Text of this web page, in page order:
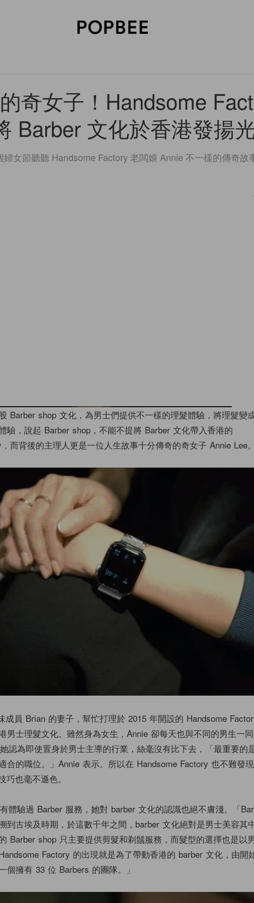
奇女子！Handsome
Barber 文化於香港發揚
女節聽聽 Handsome Factory 老闆娘 Annie 不一樣的傳奇故
Barber shop 文化，為男士們提供不一樣的理髮體驗，將理髮變
驗，說起 Barber shop，不能不提將 Barber 文化帶入香港的
而背後的主理人更是一位人生故事十分傳奇的奇女子 Annie Lee。
成員 Brian 的妻子，幫忙打理於 2015 年開設的 Handsome
男士理髮文化。雖然身為女生，Annie 卻每天也與不同的男生一
認為即使置身於男士主導的行業，絲毫沒有比下去，「最重要的
合的職位。」Annie 表示。所以在 Handsome Factory 也不難發
巧也毫不遜色。
體驗過 Barber 服務，她對 barber 文化的認識也絕不膚淺。「
到古埃及時期，於這數千年之間，barber 文化絕對是男士美容其
Barber shop 只主要提供剪髮和剃鬚服務，而髮型的選擇也是以
Factory 的出現就是為了帶動香港的 barber 文化，由開
個擁有 33 位 Barbers 的團隊。」